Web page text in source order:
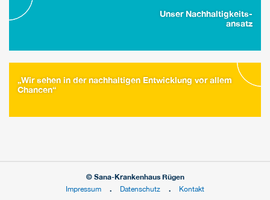
Unser Nachhaltigkeits-
ansatz
„Wir sehen in der nachhaltigen Entwicklung vor allem
Chancen“
© Sana-Krankenhaus Rügen
Impressum
Datenschutz Kontakt